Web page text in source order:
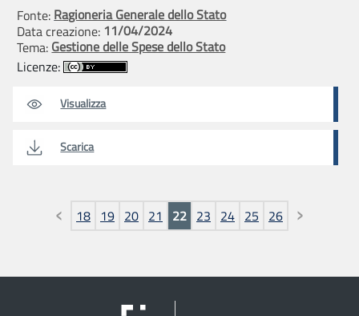
Fonte: Ragioneria Generale dello Stato
Data creazione: 11/04/2024
Tema: Gestione delle Spese dello Stato
Licenze:
Visualizza
Scarica
Pagine 18 19 20 21 22 23 24 25 26